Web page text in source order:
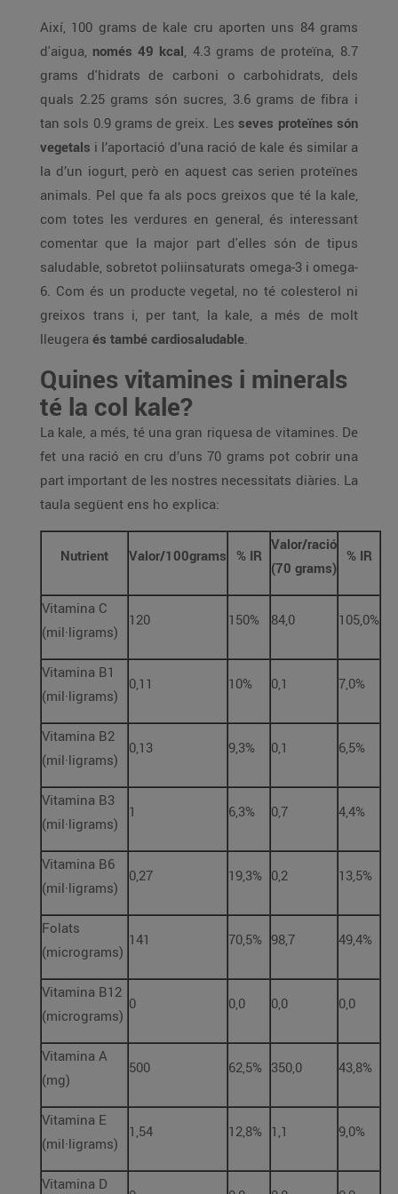
Així, 100 grams de kale cru aporten uns 84 grams
d'aigua, només 49 kcal, 4.3 grams de proteïna, 8.7
grams d'hidrats de carboni o carbohidrats, dels
quals 2.25 grams són sucres, 3.6 grams de fibra i
tan sols 0.9 grams de greix. Les seves proteïnes són
vegetals i l’aportació d’una ració de kale és similar a
la d’un iogurt, però en aquest cas serien proteïnes
animals. Pel que fa als pocs greixos que té la kale,
com totes les verdures en general, és interessant
comentar que la major part d'elles són de tipus
saludable, sobretot poliinsaturats omega-3 i omega-
6. Com és un producte vegetal, no té colesterol ni
greixos trans i, per tant, la kale, a més de molt
lleugera és també cardiosaludable.
Quines vitamines i minerals
té la col kale?
La kale, a més, té una gran riquesa de vitamines. De
fet una ració en cru d’uns 70 grams pot cobrir una
part important de les nostres necessitats diàries. La
taula següent ens ho explica:
Nutrient Valor/100grams % IR
Valor/ració
(70 grams)
% IR
Vitamina C
(mil·ligrams)
120 150% 84,0 105,0%
Vitamina B1
(mil·ligrams)
0,11 10% 0,1 7,0%
Vitamina B2
(mil·ligrams)
0,13 9,3% 0,1 6,5%
Vitamina B3
(mil·ligrams)
1 6,3% 0,7 4,4%
Vitamina B6
(mil·ligrams)
0,27 19,3% 0,2 13,5%
Folats
(micrograms)
141 70,5% 98,7 49,4%
Vitamina B12
(micrograms)
0 0,0 0,0 0,0
Vitamina A
(mg)
500 62,5% 350,0 43,8%
Vitamina E
(mil·ligrams)
1,54 12,8% 1,1 9,0%
Vitamina D